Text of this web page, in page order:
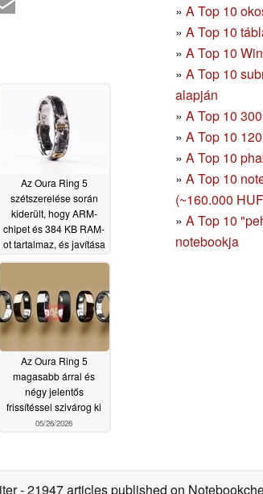
» A Top 10
» A Top 10
» A Top 10
» A Top 10
alapján
» A Top 10
» A Top 10
» A Top 10
» A Top 10
(~160.000
» A Top 10
notebookja
Az Oura Ring 5
szétszerelése során
kiderült, hogy ARM-
chipet és 384 KB RAM-
ot tartalmaz, és javítása
06/23/2026
Az Oura Ring 5
magasabb árral és
négy jelentős
frissítéssel szivárog ki
05/26/2026
- 21947 articles published on